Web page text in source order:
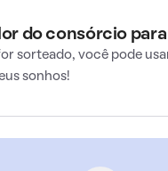
do consórcio
sorteado, você pode
sonhos!